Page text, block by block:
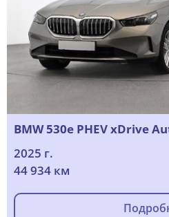
BMW 530e PHEV xDrive
2025 г.
44 934 км